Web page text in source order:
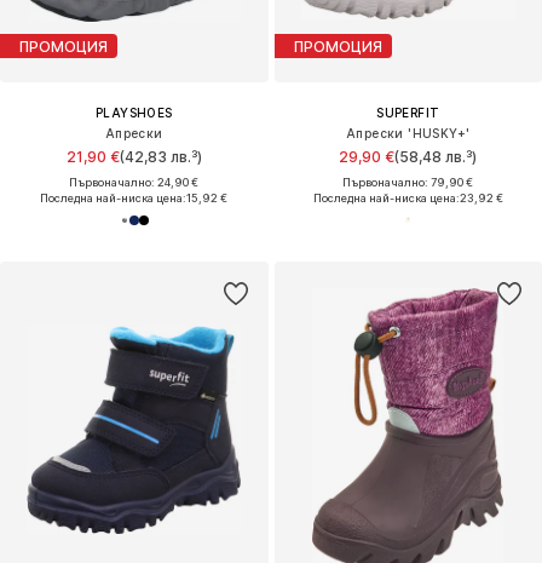
ПРОМОЦИЯ
PLAYSHOES
Апрески
21,90 €(42,83 лв.³)
Първоначално: 24,90 €
Последна най-ниска цена:15,92 €
ПРОМОЦИЯ
SUPERFIT
Апрески 'HUSKY+'
29,90 €(58,48 лв.³)
Първоначално: 79,90 €
Последна най-ниска цена:23,92 €